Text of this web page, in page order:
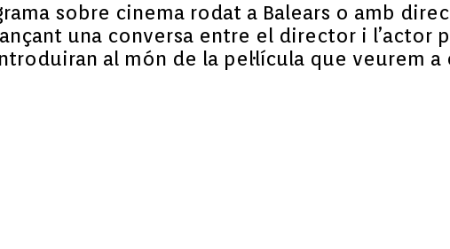
sobre cinema rodat a Balears o amb
una conversa entre el director i l’actor
al món de la pel·lícula que veurem